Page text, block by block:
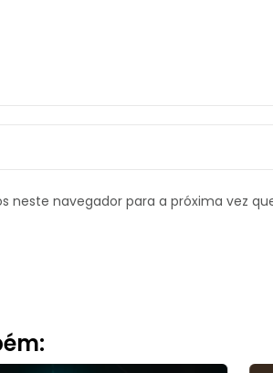
neste navegador para a próxima vez